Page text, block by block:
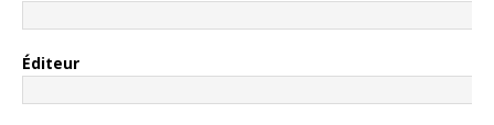
Éditeur